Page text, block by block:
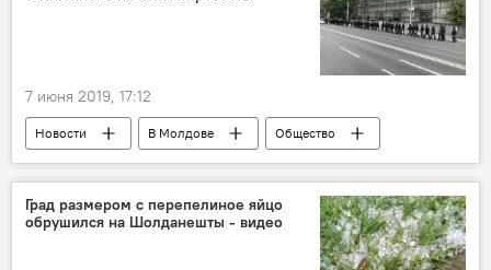
7 июня 2019, 17:12
Новости В Молдове Общество
Град размером с перепелиное яйцо
обрушился на Шолданешты - видео